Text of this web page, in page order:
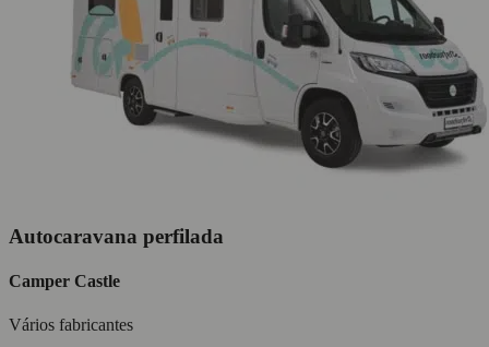
Autocaravana perfilada
Camper Castle
Vários fabricantes